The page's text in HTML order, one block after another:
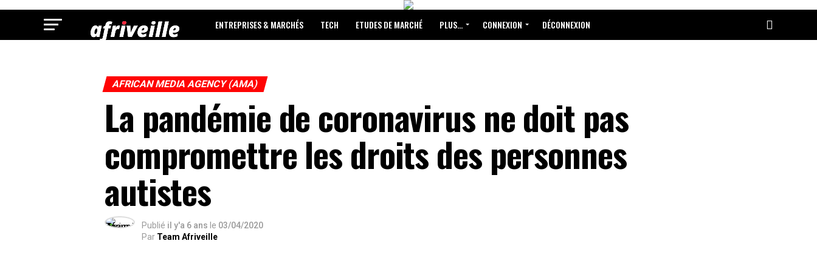
ENTREPRISES & MARCHÉS TECH ETUDES DE MARCHÉ PLUS… CONNEXION DÉCONNEXION
AFRICAN MEDIA AGENCY (AMA)
La pandémie de coronavirus ne doit pas
compromettre les droits des personnes
autistes
Publié il y'a 6 ans le 03/04/2020
Par Team Afriveille